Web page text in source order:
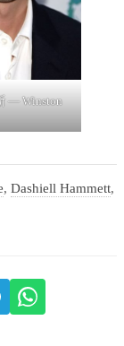
— Winston
,Dashiell Hammett,